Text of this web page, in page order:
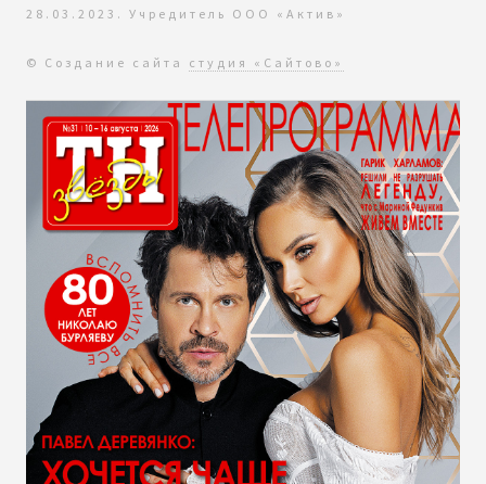
28.03.2023. Учредитель ООО «Актив»
© Создание сайта студия «Сайтово»